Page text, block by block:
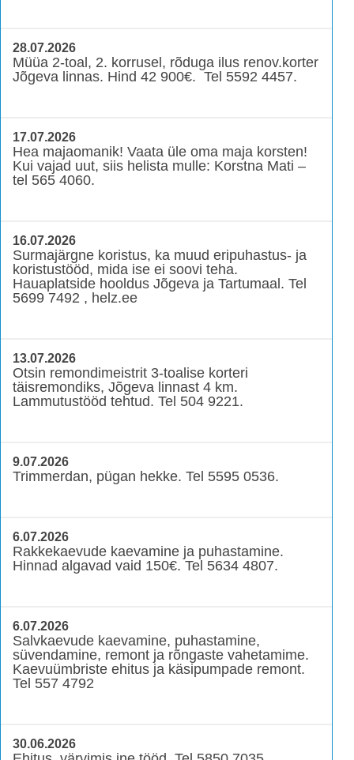
28.07.2026
Müüa 2-toal, 2. korrusel, rõduga ilus renov.korter
Jõgeva linnas. Hind 42 900€. Tel 5592 4457.
17.07.2026
Hea majaomanik! Vaata üle oma maja korsten!
Kui vajad uut, siis helista mulle: Korstna Mati –
tel 565 4060.
16.07.2026
Surmajärgne koristus, ka muud eripuhastus- ja
koristustööd, mida ise ei soovi teha.
Hauaplatside hooldus Jõgeva ja Tartumaal. Tel
5699 7492 , helz.ee
13.07.2026
Otsin remondimeistrit 3-toalise korteri
täisremondiks, Jõgeva linnast 4 km.
Lammutustööd tehtud. Tel 504 9221.
9.07.2026
Trimmerdan, pügan hekke. Tel 5595 0536.
6.07.2026
Rakkekaevude kaevamine ja puhastamine.
Hinnad algavad vaid 150€. Tel 5634 4807.
6.07.2026
Salvkaevude kaevamine, puhastamine,
süvendamine, remont ja rõngaste vahetamime.
Kaevuümbriste ehitus ja käsipumpade remont.
Tel 557 4792
30.06.2026